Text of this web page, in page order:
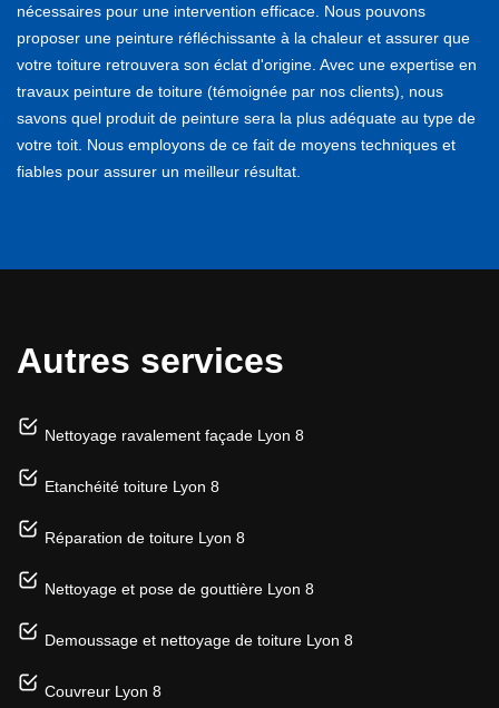
nécessaires pour une intervention efficace. Nous pouvons
proposer une peinture réfléchissante à la chaleur et assurer que
votre toiture retrouvera son éclat d'origine. Avec une expertise en
travaux peinture de toiture (témoignée par nos clients), nous
savons quel produit de peinture sera la plus adéquate au type de
votre toit. Nous employons de ce fait de moyens techniques et
fiables pour assurer un meilleur résultat.
Autres services
Nettoyage ravalement façade Lyon 8
Etanchéité toiture Lyon 8
Réparation de toiture Lyon 8
Nettoyage et pose de gouttière Lyon 8
Demoussage et nettoyage de toiture Lyon 8
Couvreur Lyon 8